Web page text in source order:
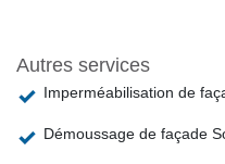
Autres services
Imperméabilisation de
Démoussage de façade